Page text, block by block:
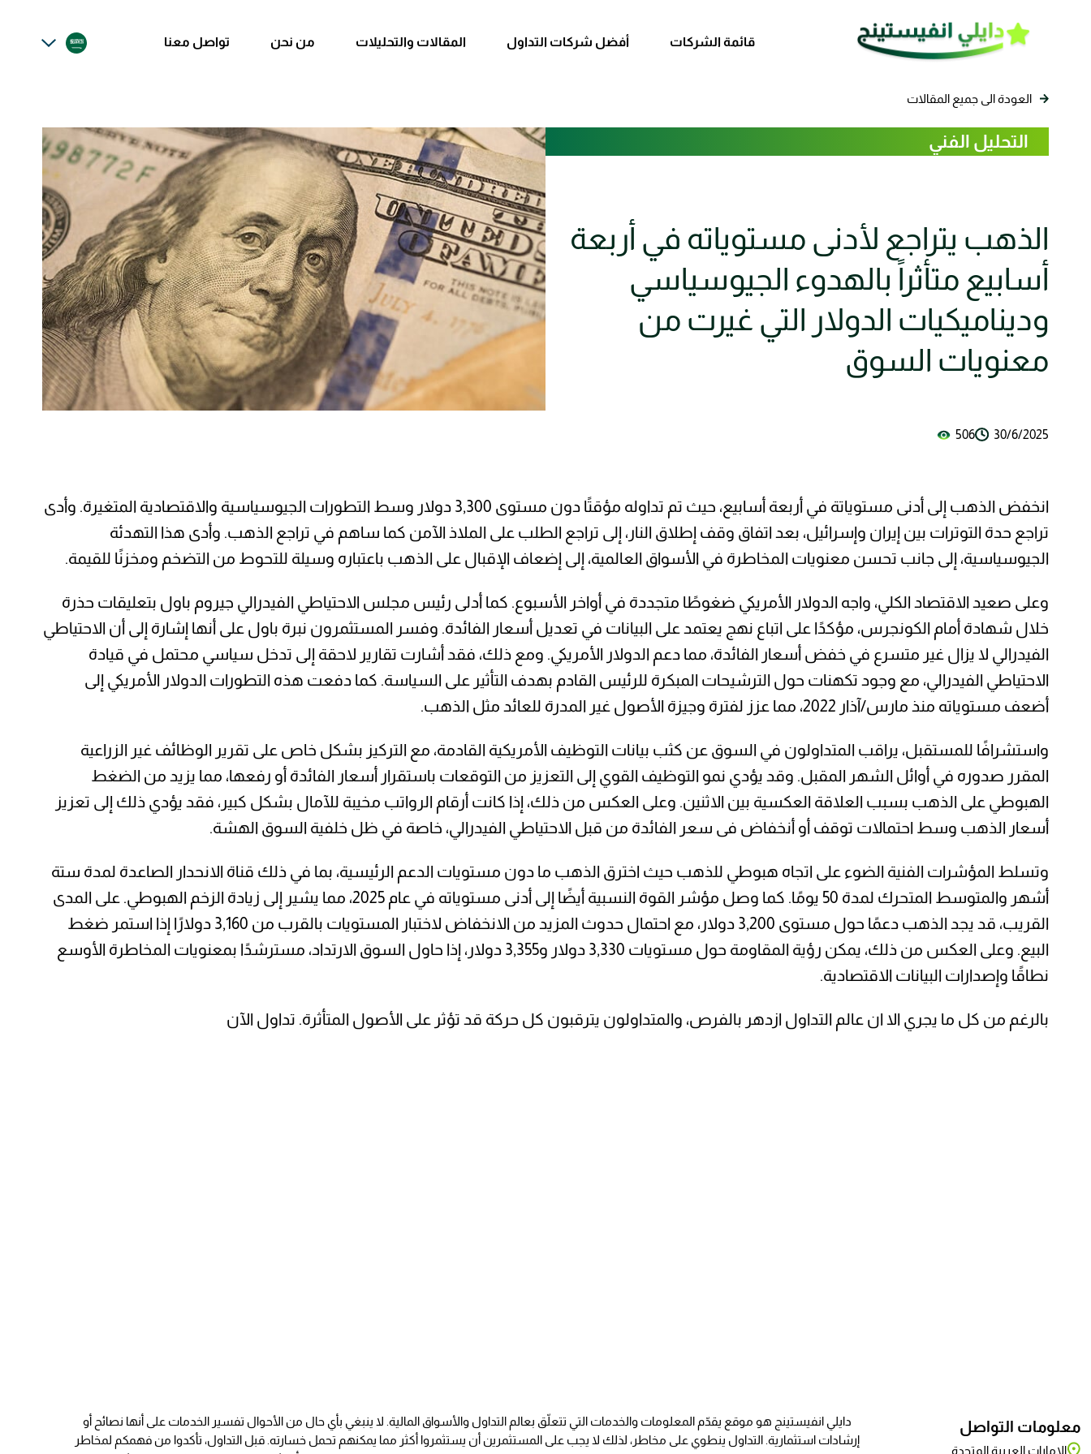
قائمة الشركات أفضل شركات التداول المقالات والتحليلات من نحن تواصل معنا
العودة الى جميع المقالات
التحليل الفني
الذهب يتراجع لأدنى مستوياته في أربعة
أسابيع متأثراً بالهدوء الجيوسياسي
وديناميكيات الدولار التي غيرت من
معنويات السوق
30/6/2025
506
انخفض الذهب إلى أدنى مستوياتة في أربعة أسابيع، حيث تم تداوله مؤقتًا دون مستوى 3,300 دولار وسط التطورات الجيوسياسية والاقتصادية المتغيرة. وأدى
تراجع حدة التوترات بين إيران وإسرائيل، بعد اتفاق وقف إطلاق النار، إلى تراجع الطلب على الملاذ الآمن كما ساهم في تراجع الذهب. وأدى هذا التهدئة
الجيوسياسية، إلى جانب تحسن معنويات المخاطرة في الأسواق العالمية، إلى إضعاف الإقبال على الذهب باعتباره وسيلة للتحوط من التضخم ومخزنًا للقيمة.
وعلى صعيد الاقتصاد الكلي، واجه الدولار الأمريكي ضغوطًا متجددة في أواخر الأسبوع. كما أدلى رئيس مجلس الاحتياطي الفيدرالي جيروم باول بتعليقات حذرة
خلال شهادة أمام الكونجرس، مؤكدًا على اتباع نهج يعتمد على البيانات في تعديل أسعار الفائدة. وفسر المستثمرون نبرة باول على أنها إشارة إلى أن الاحتياطي
الفيدرالي لا يزال غير متسرع في خفض أسعار الفائدة، مما دعم الدولار الأمريكي. ومع ذلك، فقد أشارت تقارير لاحقة إلى تدخل سياسي محتمل في قيادة
الاحتياطي الفيدرالي، مع وجود تكهنات حول الترشيحات المبكرة للرئيس القادم بهدف التأثير على السياسة. كما دفعت هذه التطورات الدولار الأمريكي إلى
أضعف مستوياته منذ مارس/آذار 2022، مما عزز لفترة وجيزة الأصول غير المدرة للعائد مثل الذهب.
واستشرافًا للمستقبل، يراقب المتداولون في السوق عن كثب بيانات التوظيف الأمريكية القادمة، مع التركيز بشكل خاص على تقرير الوظائف غير الزراعية
المقرر صدوره في أوائل الشهر المقبل. وقد يؤدي نمو التوظيف القوي إلى التعزيز من التوقعات باستقرار أسعار الفائدة أو رفعها، مما يزيد من الضغط
الهبوطي على الذهب بسبب العلاقة العكسية بين الاثنين. وعلى العكس من ذلك، إذا كانت أرقام الرواتب مخيبة للآمال بشكل كبير، فقد يؤدي ذلك إلى تعزيز
أسعار الذهب وسط احتمالات توقف أو أنخفاض فى سعر الفائدة من قبل الاحتياطي الفيدرالي، خاصة في ظل خلفية السوق الهشة.
وتسلط المؤشرات الفنية الضوء على اتجاه هبوطي للذهب حيث اخترق الذهب ما دون مستويات الدعم الرئيسية، بما في ذلك قناة الانحدار الصاعدة لمدة ستة
أشهر والمتوسط المتحرك لمدة 50 يومًا. كما وصل مؤشر القوة النسبية أيضًا إلى أدنى مستوياته في عام 2025، مما يشير إلى زيادة الزخم الهبوطي. على المدى
القريب، قد يجد الذهب دعمًا حول مستوى 3,200 دولار، مع احتمال حدوث المزيد من الانخفاض لاختبار المستويات بالقرب من 3,160 دولارًا إذا استمر ضغط
البيع. وعلى العكس من ذلك، يمكن رؤية المقاومة حول مستويات 3,330 دولار و3,355 دولار، إذا حاول السوق الارتداد، مسترشدًا بمعنويات المخاطرة الأوسع
نطاقًا وإصدارات البيانات الاقتصادية.
بالرغم من كل ما يجري الا ان عالم التداول ازدهر بالفرص، والمتداولون يترقبون كل حركة قد تؤثر على الأصول المتأثرة. تداول الآن
معلومات التواصل
الإمارات العربية المتحدة
دايلي انفيستينج هو موقع يقدّم المعلومات والخدمات التي تتعلّق بعالم التداول والأسواق المالية. لا ينبغي بأي حال من الأحوال تفسير الخدمات على أنها نصائح أو
إرشادات استثمارية. التداول ينطوي على مخاطر، لذلك لا يجب على المستثمرين أن يستثمروا أكثر مما يمكنهم تحمل خسارته. قبل التداول، تأكدوا من فهمكم لمخاطر